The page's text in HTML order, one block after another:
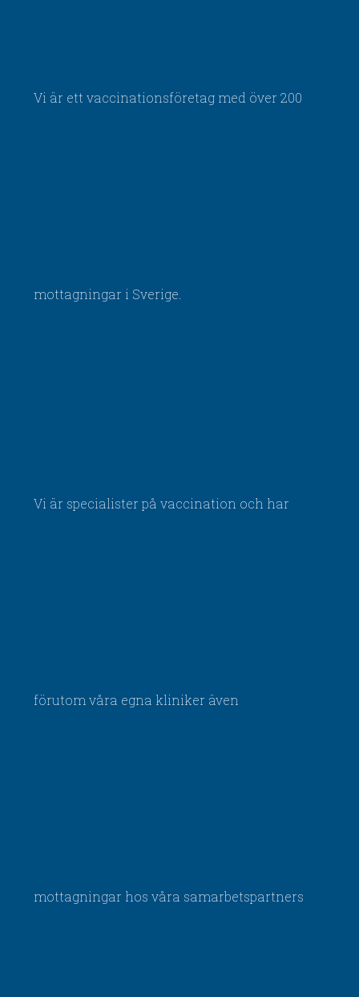
Vi är ett vaccinationsföretag med över 200
mottagningar i Sverige.
Vi är specialister på vaccination och har
förutom våra egna kliniker även
mottagningar hos våra samarbetspartners